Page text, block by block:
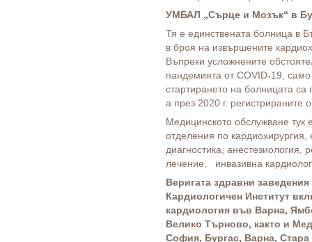
УМБАЛ „Сърце и Мозък“ в
Тя е единствената болница в
в броя на извършените
Въпреки усложнените
пандемията от COVID-19,
стартирането на болницата
а през 2020 г. регистрираните
Медицинското обслужване тук
отделения по кардиохирургия,
диагностика, анестезиология,
лечение, инвазивна
Веригата здравни
Кардиологичен Институт
кардиология във Варна,
Велико Търново, както и
София, Бургас, Варна,